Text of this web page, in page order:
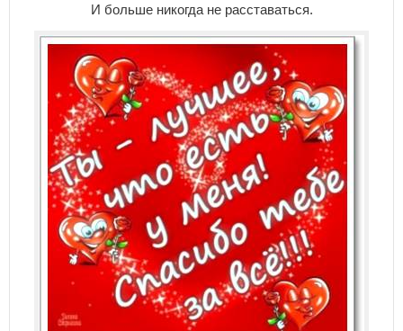
И больше никогда не расставаться.